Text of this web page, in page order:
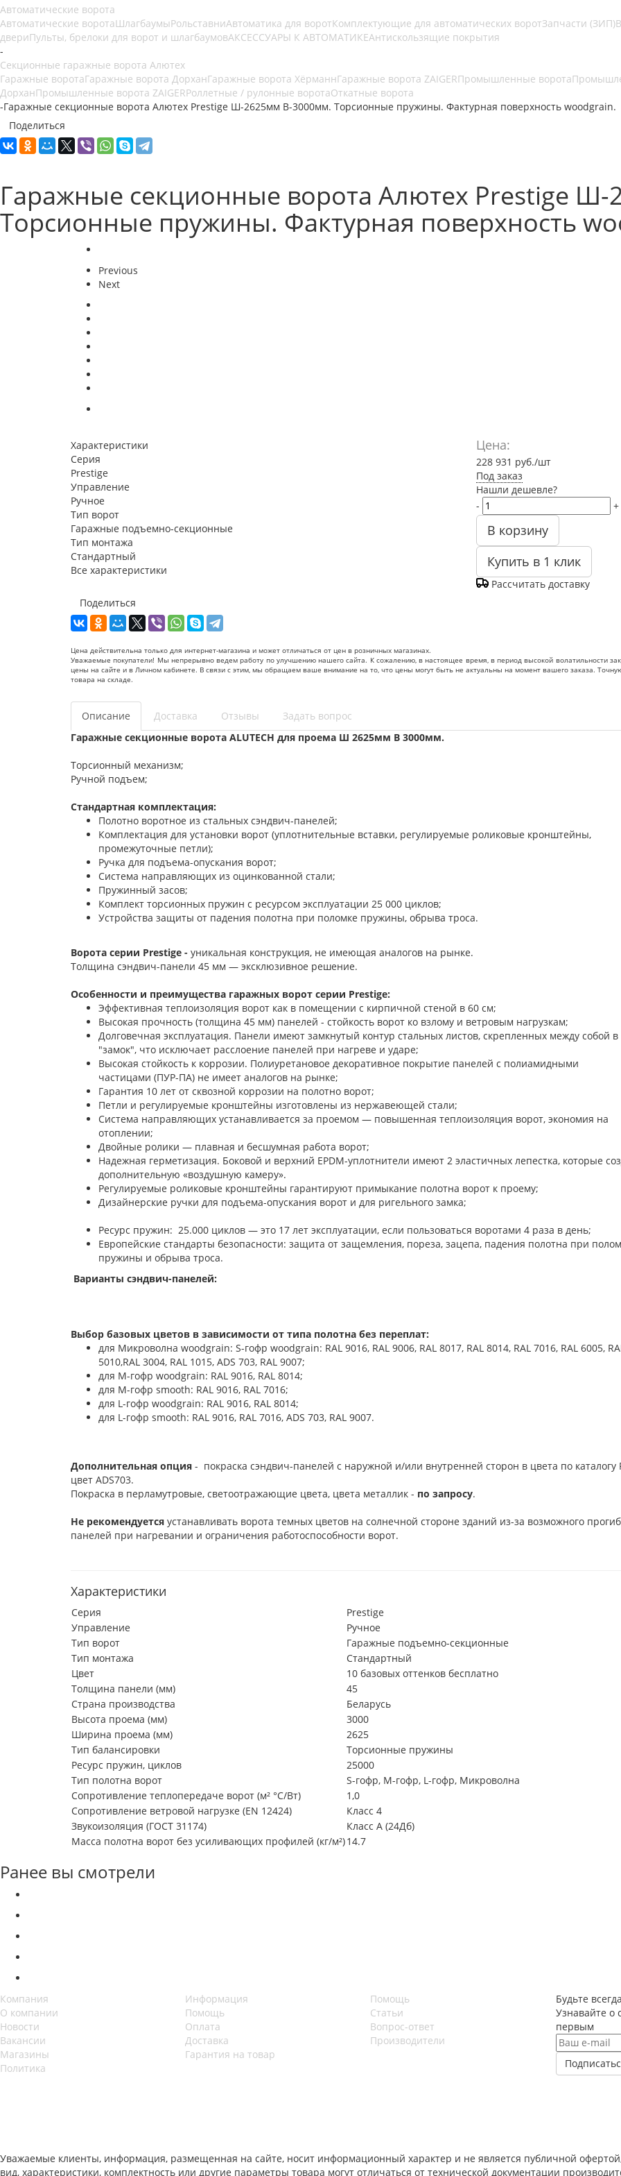
Автоматические ворота
Автоматические воротаШлагбаумыРольставниАвтоматика для воротКомплектующие для автоматических воротЗапчасти (ЗИП)
двериПульты, брелоки для ворот и шлагбаумовАКСЕССУАРЫ К АВТОМАТИКЕАнтискользящие покрытия
-
Секционные гаражные ворота Алютех
Гаражные воротаГаражные ворота ДорханГаражные ворота ХёрманнГаражные ворота ZAIGERПромышленные ворота
ДорханПромышленные ворота ZAIGERРоллетные / рулонные воротаОткатные ворота
-Гаражные секционные ворота Алютех Prestige Ш-2625мм В-3000мм. Торсионные пружины. Фактурная поверхность woodgrain.
Поделиться
Гаражные секционные ворота Алютех Prestige
Торсионные пружины. Фактурная поверхность
Previous
Next
Характеристики
Серия
Prestige
Управление
Ручное
Тип ворот
Гаражные подъемно-секционные
Тип монтажа
Стандартный
Все характеристики
Цена:
228 931 руб./шт
Под заказ
Нашли дешевле?
-
+
В корзину
Купить в 1 клик
Рассчитать доставку
Поделиться
Цена действительна только для интернет-магазина и может отличаться от цен в розничных магазинах.
Уважаемые покупатели! Мы непрерывно ведем работу по улучшению нашего сайта. К сожалению, в настоящее время, в период высокой волатильности
цены на сайте и в Личном кабинете. В связи с этим, мы обращаем ваше внимание на то, что цены могут быть не актуальны на момент вашего заказа.
товара на складе.
Описание Доставка Отзывы
Задать вопрос
Гаражные секционные ворота ALUTECH для проема Ш 2625мм В 3000мм.
Торсионный механизм;
Ручной подъем;
Стандартная комплектация:
Полотно воротное из стальных сэндвич-панелей;
Комплектация для установки ворот (уплотнительные вставки, регулируемые роликовые кронштейны,
промежуточные петли);
Ручка для подъема-опускания ворот;
Система направляющих из оцинкованной стали;
Пружинный засов;
Комплект торсионных пружин с ресурсом эксплуатации 25 000 циклов;
Устройства защиты от падения полотна при поломке пружины, обрыва троса.
Ворота серии Prestige - уникальная конструкция, не имеющая аналогов на рынке.
Толщина сэндвич-панели 45 мм — эксклюзивное решение.
Особенности и преимущества гаражных ворот серии Prestige:
Эффективная теплоизоляция ворот как в помещении с кирпичной стеной в 60 см;
Высокая прочность (толщина 45 мм) панелей - стойкость ворот ко взлому и ветровым нагрузкам;
Долговечная эксплуатация. Панели имеют замкнутый контур стальных листов, скрепленных между собой в
"замок", что исключает расслоение панелей при нагреве и ударе;
Высокая стойкость к коррозии. Полиуретановое декоративное покрытие панелей с полиамидными
частицами (ПУР-ПА) не имеет аналогов на рынке;
Гарантия 10 лет от сквозной коррозии на полотно ворот;
Петли и регулируемые кронштейны изготовлены из нержавеющей стали;
Система направляющих устанавливается за проемом — повышенная теплоизоляция ворот, экономия на
отоплении;
Двойные ролики — плавная и бесшумная работа ворот;
Надежная герметизация. Боковой и верхний EPDM-уплотнители имеют 2 эластичных лепестка, которые
дополнительную «воздушную камеру».
Регулируемые роликовые кронштейны гарантируют примыкание полотна ворот к проему;
Дизайнерские ручки для подъема-опускания ворот и для ригельного
Ресурс пружин: 25.000 циклов — это 17 лет эксплуатации, если пользоваться воротами 4 раза в день;
Европейские стандарты безопасности: защита от защемления, пореза, зацепа, падения полотна при
пружины и обрыва троса.
Варианты сэндвич-панелей:
Выбор базовых цветов в зависимости от типа полотна без переплат:
для Микроволна woodgrain: S-гофр woodgrain: RAL 9016, RAL 9006, RAL 8017, RAL 8014, RAL 7016, RAL 6005,
5010,RAL 3004, RAL 1015, ADS 703, RAL 9007;
для М-гофр woodgrain: RAL 9016, RAL 8014;
для М-гофр smooth: RAL 9016, RAL 7016;
для L-гофр woodgrain: RAL 9016, RAL 8014;
для L-гофр smooth: RAL 9016, RAL 7016, ADS 703, RAL 9007.
Дополнительная опция - покраска сэндвич-панелей с наружной и/или внутренней сторон в цвета по каталогу
цвет ADS703.
Покраска в перламутровые, светоотражающие цвета, цвета металлик - по запросу.
Не рекомендуется устанавливать ворота темных цветов на солнечной стороне зданий из-за возможного
панелей при нагревании и ограничения работоспособности ворот.
Характеристики
Серия
Prestige
Управление
Ручное
Тип ворот
Гаражные подъемно-секционные
Тип монтажа
Стандартный
Цвет
10 базовых оттенков бесплатно
Толщина панели (мм)
45
Страна производства
Беларусь
Высота проема (мм)
3000
Ширина проема (мм)
2625
Тип балансировки
Торсионные пружины
Ресурс пружин, циклов
25000
Тип полотна ворот
S-гофр, М-гофр, L-гофр, Микроволна
Сопротивление теплопередаче ворот (м² °С/Вт)
1,0
Сопротивление ветровой нагрузке (EN 12424)
Класс 4
Звукоизоляция (ГОСТ 31174)
Класс А (24Дб)
Масса полотна ворот без усиливающих профилей (кг/м²)14.7
Ранее вы смотрели
Компания
О компании
Новости
Вакансии
Магазины
Политика
Информация
Помощь
Оплата
Доставка
Гарантия на товар
Помощь
Статьи
Вопрос-ответ
Производители
Будьте
Узнавайте о
первым
Уважаемые клиенты, информация, размещенная на сайте, носит информационный характер и не является публичной
вид, характеристики, комплектность или другие параметры товара могут отличаться от технической документации